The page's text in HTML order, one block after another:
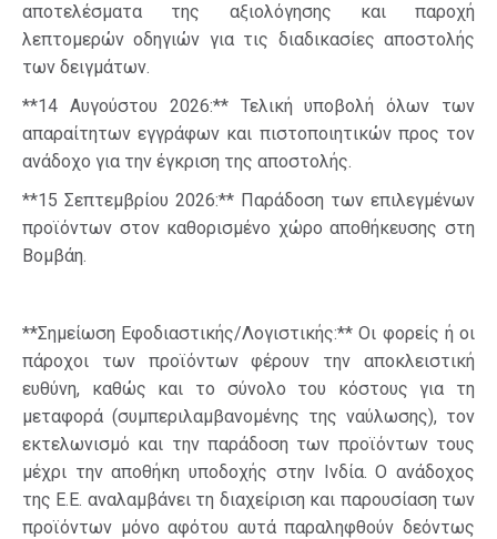
αποτελέσματα της αξιολόγησης και παροχή
λεπτομερών οδηγιών για τις διαδικασίες αποστολής
των δειγμάτων.
**14 Αυγούστου 2026:** Τελική υποβολή όλων των
απαραίτητων εγγράφων και πιστοποιητικών προς τον
ανάδοχο για την έγκριση της αποστολής.
**15 Σεπτεμβρίου 2026:** Παράδοση των επιλεγμένων
προϊόντων στον καθορισμένο χώρο αποθήκευσης στη
Βομβάη.
**Σημείωση Εφοδιαστικής/Λογιστικής:** Οι φορείς ή οι
πάροχοι των προϊόντων φέρουν την αποκλειστική
ευθύνη, καθώς και το σύνολο του κόστους για τη
μεταφορά (συμπεριλαμβανομένης της ναύλωσης), τον
εκτελωνισμό και την παράδοση των προϊόντων τους
μέχρι την αποθήκη υποδοχής στην Ινδία. Ο ανάδοχος
της Ε.Ε. αναλαμβάνει τη διαχείριση και παρουσίαση των
προϊόντων μόνο αφότου αυτά παραληφθούν δεόντως